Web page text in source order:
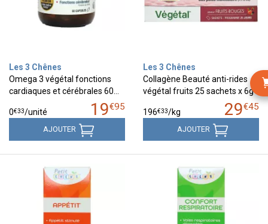
Les 3 Chênes
Omega 3 végétal fonctions
cardiaques et cérébrales 60…
19€95
0€33/unité
AJOUTER
Les 3 Chênes
Collagène Beauté anti-rides
végétal fruits 25 sachets x 6g
29€45
196€33/kg
AJOUTER